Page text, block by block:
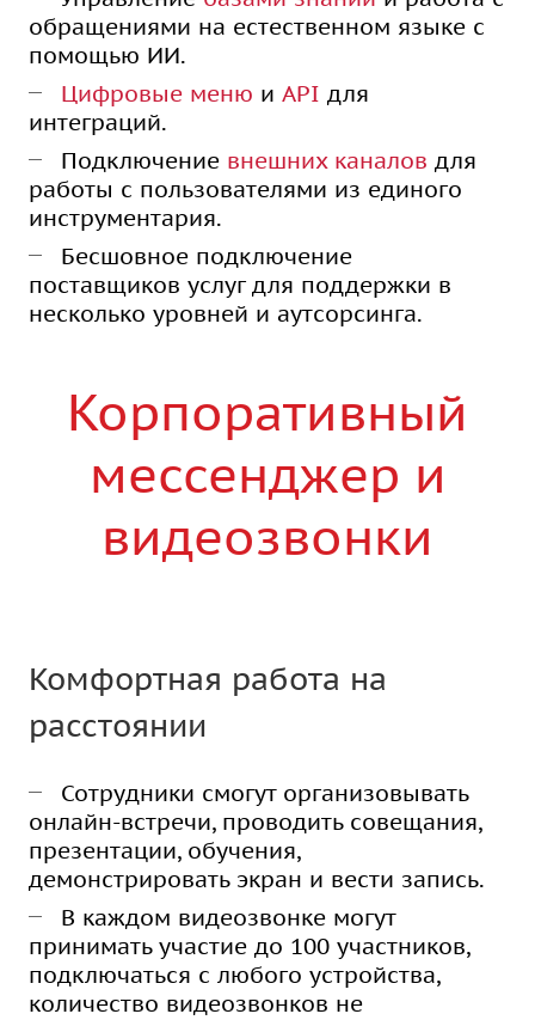
обращениями на естественном языке с
помощью ИИ.
Цифровые меню и API для
интеграций.
Подключение внешних каналов для
работы с пользователями из единого
инструментария.
Бесшовное подключение
поставщиков услуг для поддержки в
несколько уровней и аутсорсинга.
Корпоративный
мессенджер и
видеозвонки
Комфортная работа на
расстоянии
Сотрудники смогут организовывать
онлайн-встречи, проводить совещания,
презентации, обучения,
демонстрировать экран и вести запись.
В каждом видеозвонке могут
принимать участие до 100 участников,
подключаться с любого устройства,
количество видеозвонков не